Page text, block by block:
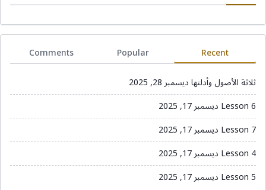
Recent
Popular
Comments
ثلاثة الأصول وأدلتهاديسمبر 28, 2025
Lesson 6 ديسمبر 17, 2025
Lesson 7 ديسمبر 17, 2025
Lesson 4 ديسمبر 17, 2025
Lesson 5 ديسمبر 17, 2025